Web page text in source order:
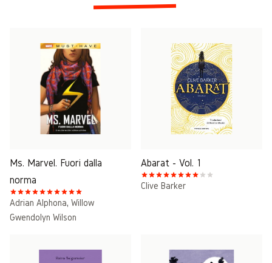
Ms. Marvel. Fuori dalla
norma
Adrian Alphona, Willow
Gwendolyn Wilson
Abarat - Vol. 1
Clive Barker